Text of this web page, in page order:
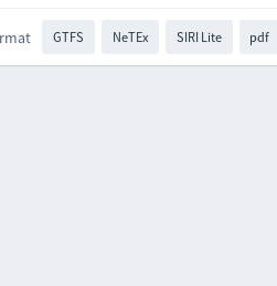
GTFS NeTEx SIRI Lite pdf